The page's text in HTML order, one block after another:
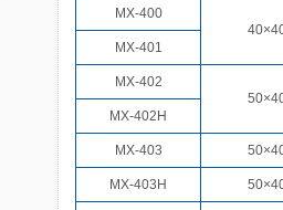
MX-400
MX-401
MX-402
MX-402H
MX-403
MX-403H